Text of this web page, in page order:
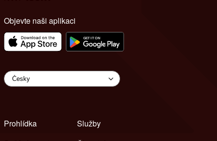
Objevte naši aplikaci
Prohlídka
Služby